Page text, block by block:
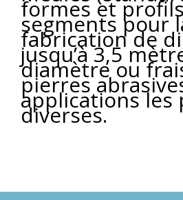
formes et
segments pour
fabrication de
jusqu’à 3,5
diamètre ou
pierres
applications les
diverses.